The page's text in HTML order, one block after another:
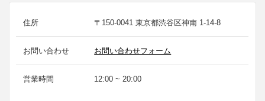
住所 〒150-0041 東京都渋谷区神南 1-14-8
お問い合わせ お問い合わせフォーム
営業時間 12:00 ~ 20:00